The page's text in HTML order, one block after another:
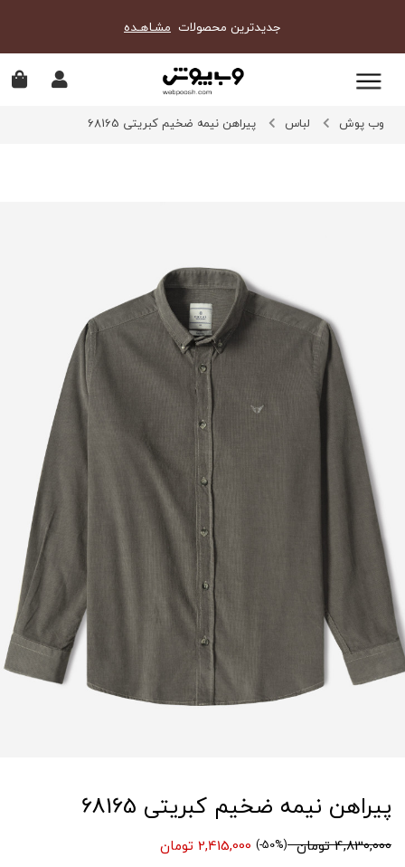
جدیدترین محصولات مشـاهـده
وب پوش لباس پیراهن نیمه ضخیم کبریتی 68165
پیراهن نیمه ضخیم کبریتی 68165
4,830,000 تومان (50%-)